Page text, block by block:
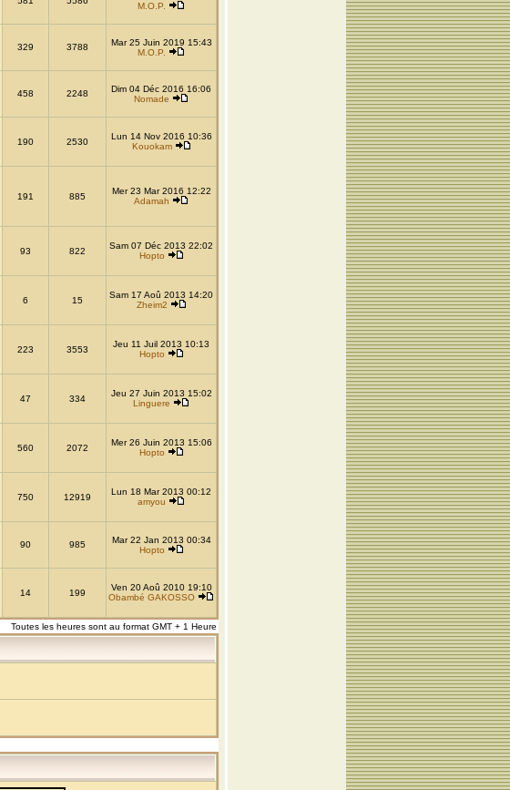
M.O.P.
329 3788
Mar 25 Juin 2019 15:43
M.O.P.
458 2248
Dim 04 Déc 2016 16:06
Nomade
190 2530
Lun 14 Nov 2016 10:36
Kouokam
191 885
Mer 23 Mar 2016 12:22
Adamah
93 822
Sam 07 Déc 2013 22:02
Hopto
6 15
Sam 17 Aoû 2013 14:20
Zheim2
223 3553
Jeu 11 Juil 2013 10:13
Hopto
47 334
Jeu 27 Juin 2013 15:02
Linguere
560 2072
Mer 26 Juin 2013 15:06
Hopto
750 12919
Lun 18 Mar 2013 00:12
amyou
90 985
Mar 22 Jan 2013 00:34
Hopto
14 199
Ven 20 Aoû 2010 19:10
Obambé GAKOSSO
Toutes les heures sont au format GMT + 1 Heure